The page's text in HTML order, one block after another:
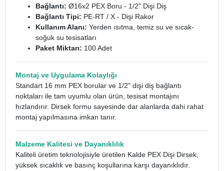
Bağlantı: Ø16x2 PEX Boru - 1/2" Dişi Diş
Bağlantı Tipi: PE-RT / X - Dişi Rakor
Kullanım Alanı: Yerden ısıtma, temiz su ve sıcak-
soğuk su tesisatları
Paket Miktarı: 100 Adet
Montaj ve Uygulama Kolaylığı
Standart 16 mm PEX borular ve 1/2" dişi diş bağlantı
noktaları ile tam uyumlu olan ürün, tesisat montajını
hızlandırır. Dirsek formu sayesinde dar alanlarda dahi rahat
montaj yapılmasına imkan tanır.
Malzeme Kalitesi ve Dayanıklılık
Kaliteli üretim teknolojisiyle üretilen Kalde PEX Dişi Dirsek,
yüksek sıcaklık ve basınç koşullarına karşı dayanıklıdır.